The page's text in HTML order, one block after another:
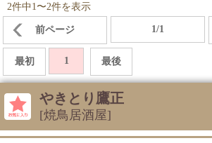
2件中1〜2件を表示
前ページ 1/1
最初 1 最後
やきとり鷹正
[焼鳥居酒屋]